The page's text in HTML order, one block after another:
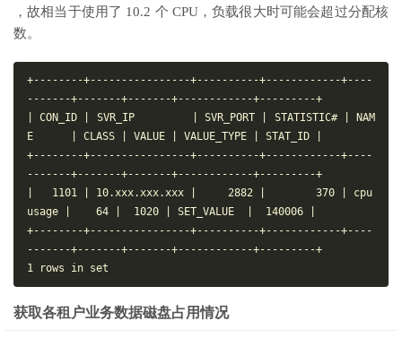
，故相当于使用了 10.2 个 CPU，负载很大时可能会超过分配核
数。
+--------+----------------+----------+------------+----
-------+-------+-------+------------+---------+
| CON_ID | SVR_IP         | SVR_PORT | STATISTIC# | NAM
E      | CLASS | VALUE | VALUE_TYPE | STAT_ID |
+--------+----------------+----------+------------+----
-------+-------+-------+------------+---------+
|   1101 | 10.xxx.xxx.xxx |     2882 |        370 | cpu
usage |    64 |  1020 | SET_VALUE  |  140006 |
+--------+----------------+----------+------------+----
-------+-------+-------+------------+---------+
获取各租户业务数据磁盘占用情况